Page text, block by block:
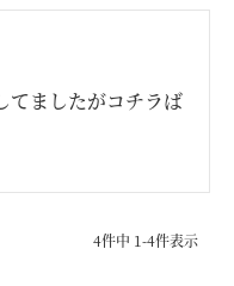
てましたがコチラば
4件中 1-4件表示